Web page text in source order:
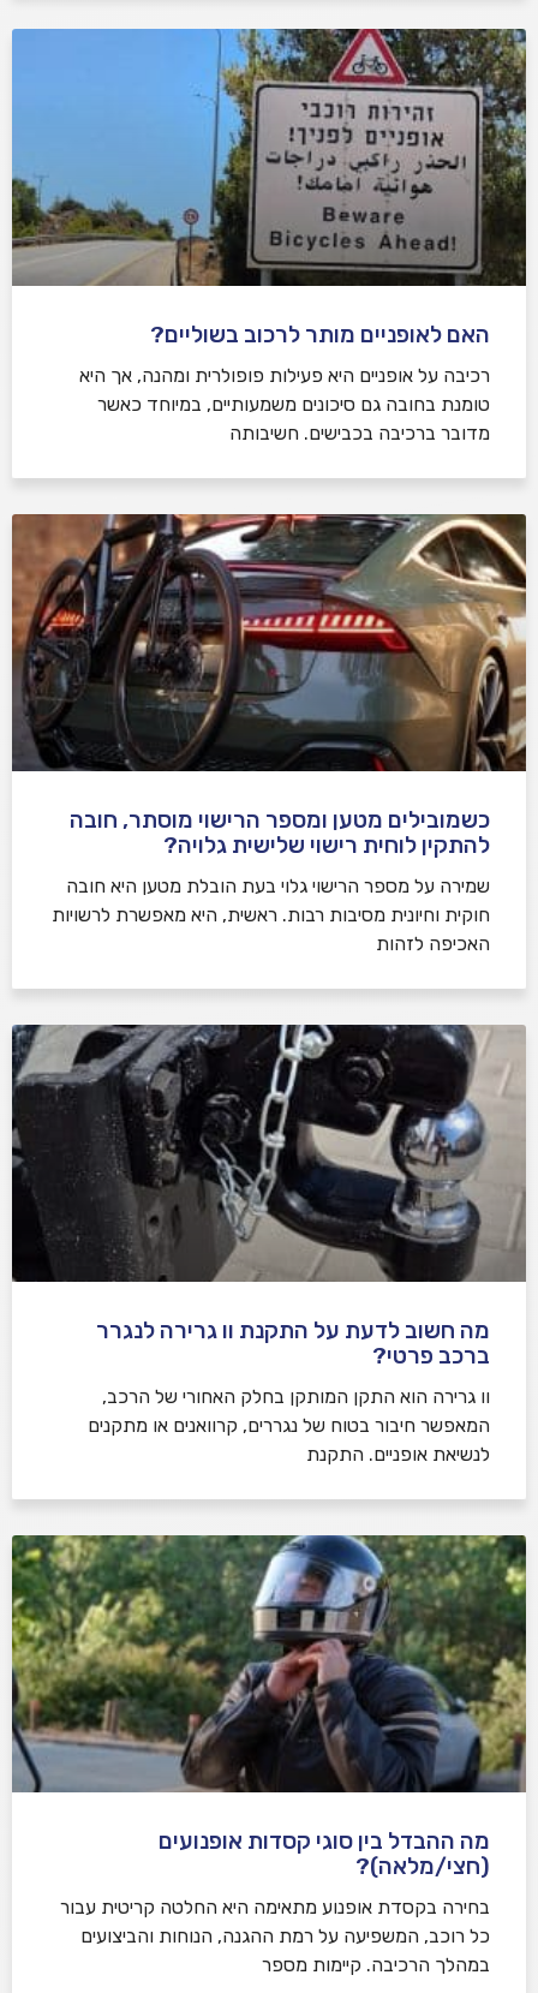
האם לאופניים מותר לרכוב בשוליים?
רכיבה על אופניים היא פעילות פופולרית ומהנה, אך היא
טומנת בחובה גם סיכונים משמעותיים, במיוחד כאשר
מדובר ברכיבה בכבישים. חשיבותה
כשמובילים מטען ומספר הרישוי מוסתר, חובה
להתקין לוחית רישוי שלישית גלויה?
שמירה על מספר הרישוי גלוי בעת הובלת מטען היא חובה
חוקית וחיונית מסיבות רבות. ראשית, היא מאפשרת לרשויות
האכיפה לזהות
מה חשוב לדעת על התקנת וו גרירה לנגרר
ברכב פרטי?
וו גרירה הוא התקן המותקן בחלק האחורי של הרכב,
המאפשר חיבור בטוח של נגררים, קרוואנים או מתקנים
לנשיאת אופניים. התקנת
מה ההבדל בין סוגי קסדות אופנועים
(חצי/מלאה)?
בחירה בקסדת אופנוע מתאימה היא החלטה קריטית עבור
כל רוכב, המשפיעה על רמת ההגנה, הנוחות והביצועים
במהלך הרכיבה. קיימות מספר